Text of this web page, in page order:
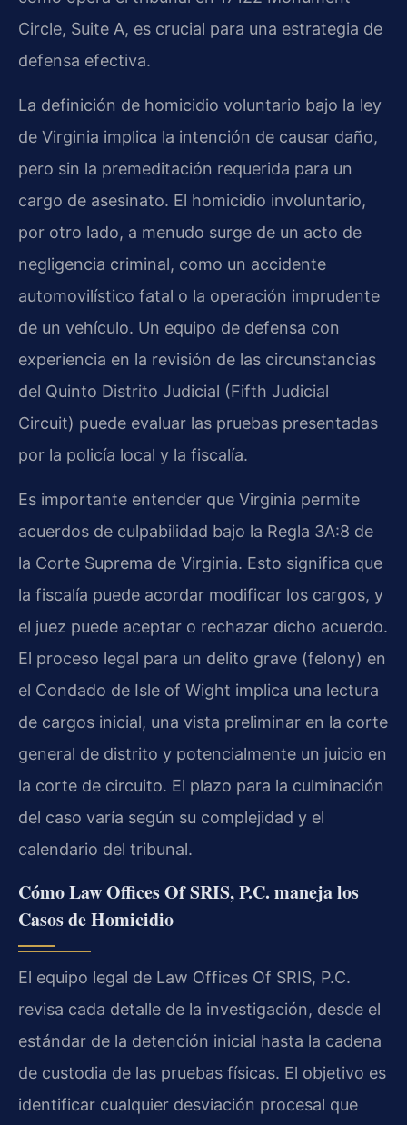
Circle, Suite A, es crucial para una estrategia de
defensa efectiva.
La definición de homicidio voluntario bajo la ley
de Virginia implica la intención de causar daño,
pero sin la premeditación requerida para un
cargo de asesinato. El homicidio involuntario,
por otro lado, a menudo surge de un acto de
negligencia criminal, como un accidente
automovilístico fatal o la operación imprudente
de un vehículo. Un equipo de defensa con
experiencia en la revisión de las circunstancias
del Quinto Distrito Judicial (Fifth Judicial
Circuit) puede evaluar las pruebas presentadas
por la policía local y la fiscalía.
Es importante entender que Virginia permite
acuerdos de culpabilidad bajo la Regla 3A:8 de
la Corte Suprema de Virginia. Esto significa que
la fiscalía puede acordar modificar los cargos, y
el juez puede aceptar o rechazar dicho acuerdo.
El proceso legal para un delito grave (felony) en
el Condado de Isle of Wight implica una lectura
de cargos inicial, una vista preliminar en la corte
general de distrito y potencialmente un juicio en
la corte de circuito. El plazo para la culminación
del caso varía según su complejidad y el
calendario del tribunal.
Cómo Law Offices Of SRIS, P.C. maneja los
Casos de Homicidio
El equipo legal de Law Offices Of SRIS, P.C.
revisa cada detalle de la investigación, desde el
estándar de la detención inicial hasta la cadena
de custodia de las pruebas físicas. El objetivo es
identificar cualquier desviación procesal que